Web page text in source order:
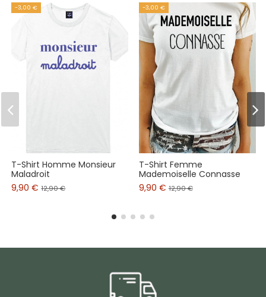
-3,00 €
T-Shirt Homme Monsieur
Maladroit
9,90 €12,90 €
-3,00 €
T-Shirt Femme
Mademoiselle Connasse
9,90 €12,90 €